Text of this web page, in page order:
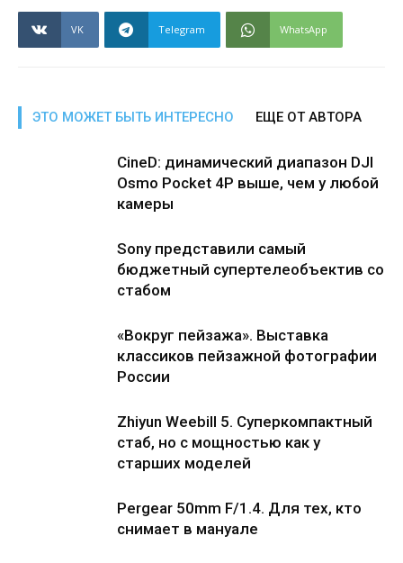
VK Telegram WhatsApp
ЭТО МОЖЕТ БЫТЬ ИНТЕРЕСНО ЕЩЕ ОТ АВТОРА
CineD: динамический диапазон DJI
Osmo Pocket 4P выше, чем у любой
камеры
Sony представили самый
бюджетный супертелеобъектив со
стабом
«Вокруг пейзажа». Выставка
классиков пейзажной фотографии
России
Zhiyun Weebill 5. Cуперкомпактный
стаб, но с мощностью как у
старших моделей
Pergear 50mm F/1.4. Для тех, кто
снимает в мануале